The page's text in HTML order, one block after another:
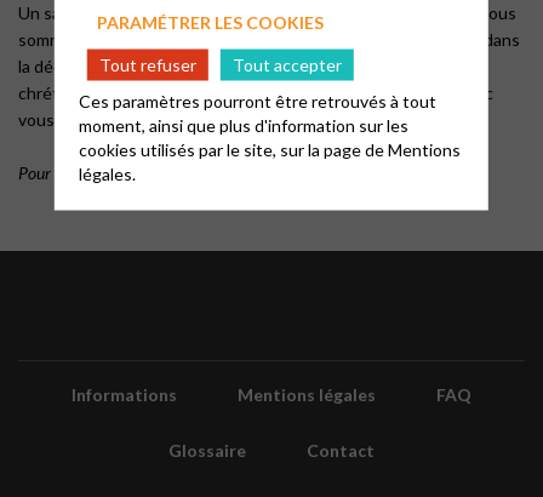
Un samedi par mois, alternativement à La Ciotat et Aubagne, nous
sommes un bon groupe qui aime se retrouver et aller plus loin dans
la découverte permanente de la grande richesse de notre foi
chrétienne. Comme Nathanael nous vous disons : « Viens (avec
vous ou sans question) et vois ».
Pour connaitre les dates, regardez le planning de la page d’accueil.
Informations Mentions légales FAQ
Glossaire Contact
PARAMÉTRER LES COOKIES
Tout refuser
Tout accepter
Ces paramètres pourront être retrouvés à tout
moment, ainsi que plus d'information sur les
cookies utilisés par le site, sur la page deMentions
légales.